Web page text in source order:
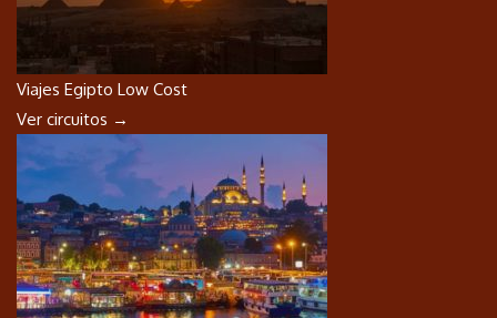
Viajes Egipto Low Cost
Ver circuitos →